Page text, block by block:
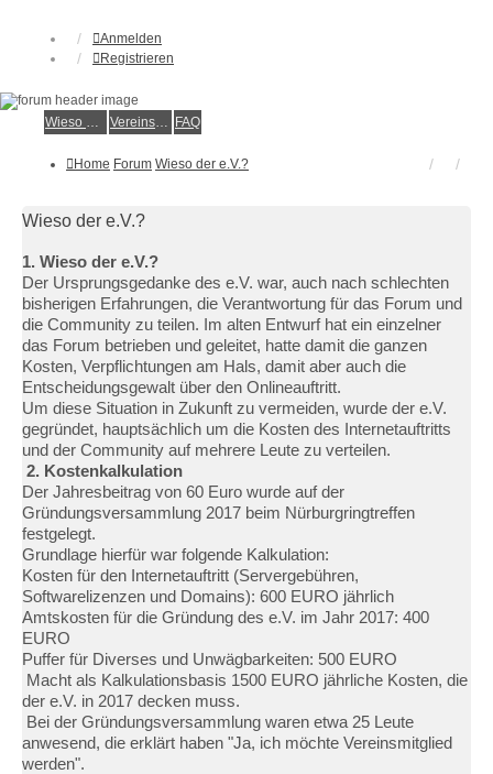
Anmelden
Registrieren
Wieso der e.V.? Vereinsmitglied werden FAQ
Home Forum Wieso der e.V.?
Wieso der e.V.?
1. Wieso der e.V.?
Der Ursprungsgedanke des e.V. war, auch nach schlechten
bisherigen Erfahrungen, die Verantwortung für das Forum und
die Community zu teilen. Im alten Entwurf hat ein einzelner
das Forum betrieben und geleitet, hatte damit die ganzen
Kosten, Verpflichtungen am Hals, damit aber auch die
Entscheidungsgewalt über den Onlineauftritt.
Um diese Situation in Zukunft zu vermeiden, wurde der e.V.
gegründet, hauptsächlich um die Kosten des Internetauftritts
und der Community auf mehrere Leute zu verteilen.
2. Kostenkalkulation
Der Jahresbeitrag von 60 Euro wurde auf der
Gründungsversammlung 2017 beim Nürburgringtreffen
festgelegt.
Grundlage hierfür war folgende Kalkulation:
Kosten für den Internetauftritt (Servergebühren,
Softwarelizenzen und Domains): 600 EURO jährlich
Amtskosten für die Gründung des e.V. im Jahr 2017: 400
EURO
Puffer für Diverses und Unwägbarkeiten: 500 EURO
Macht als Kalkulationsbasis 1500 EURO jährliche Kosten, die
der e.V. in 2017 decken muss.
Bei der Gründungsversammlung waren etwa 25 Leute
anwesend, die erklärt haben "Ja, ich möchte Vereinsmitglied
werden".